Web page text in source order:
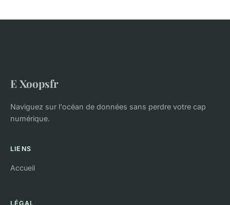
E Xoopsfr
Naviguez sur l'océan de données sans perdre votre cap
numérique.
LIENS
Accueil
LÉGAL